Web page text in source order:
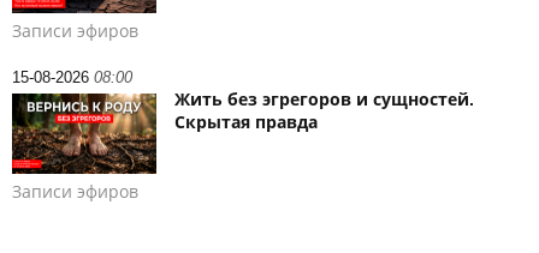
Записи эфиров
15-08-2026 08:00
Жить без эгрегоров и сущностей.
Скрытая правда
Записи эфиров